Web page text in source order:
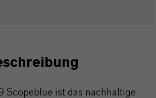
Scopeblue ist das nachhaltige